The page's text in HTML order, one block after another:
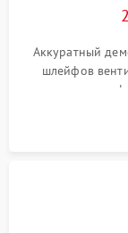
Аккуратный
шлейфов
кристалла
памяти и